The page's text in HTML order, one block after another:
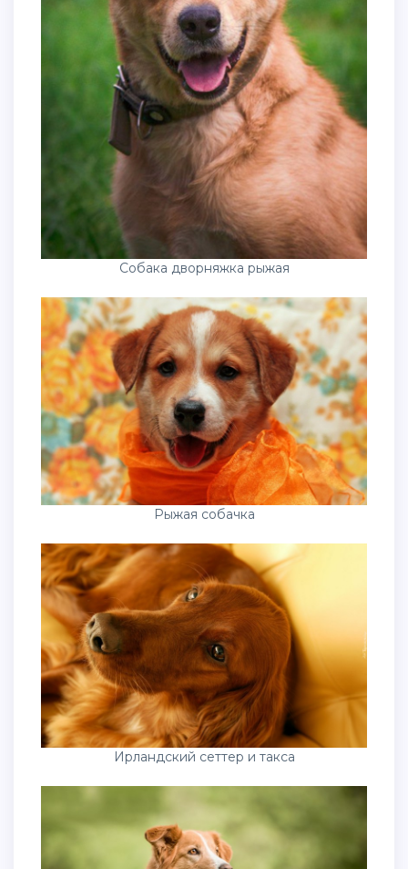
Собака дворняжка рыжая
Рыжая собачка
Ирландский сеттер и такса